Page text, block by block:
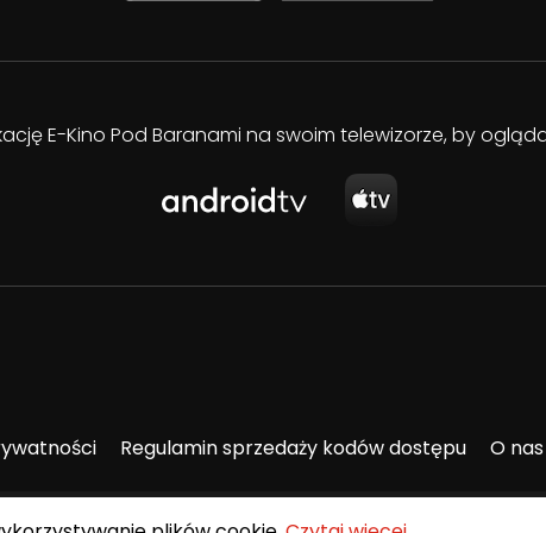
E-Kino Pod Baranami na swoim telewizorze, by
Regulamin sprzedaży kodów dostępu O nas